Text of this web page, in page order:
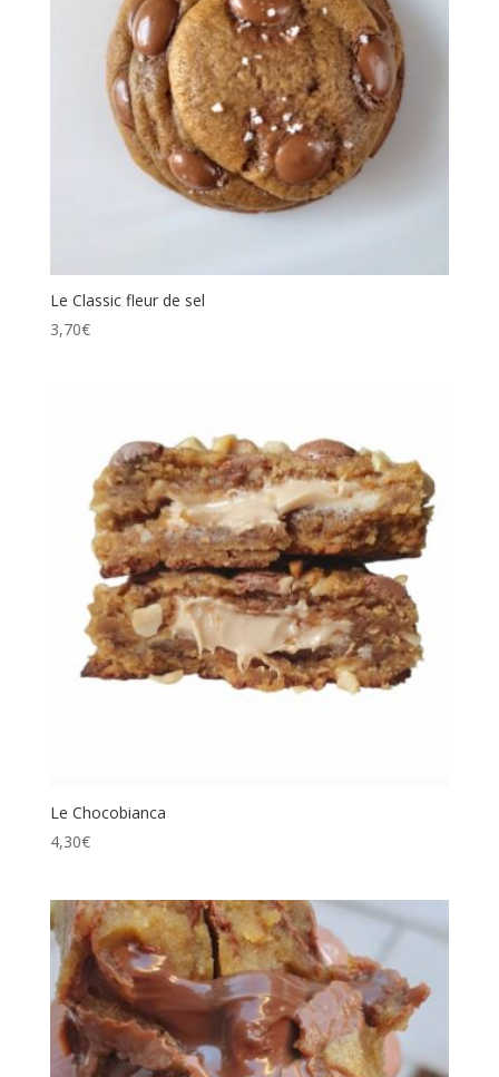
Le Classic fleur de sel
3,70€
Le Chocobianca
4,30€